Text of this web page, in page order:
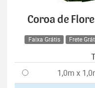
Coroa de
Faixa Grátis Frete
1,0m x